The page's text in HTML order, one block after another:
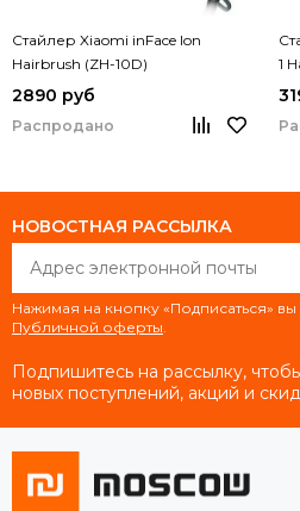
Стайлер Xiaomi inFace Ion
Hairbrush (ZH-10D)
2890 руб
Распродано
1
НОВОСТНАЯ РАССЫЛКА
Нажимая на кнопку «Подписаться»
Публичной оферты
Подпишитесь на рассылку,
новых поступлений, акций и